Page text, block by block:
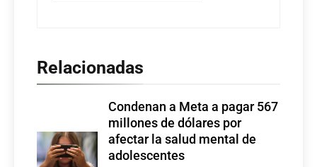
Relacionadas
Condenan a Meta a pagar 567
millones de dólares por
afectar la salud mental de
adolescentes